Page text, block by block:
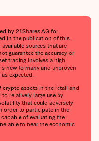
by 21Shares AG for
in the publication of this
sources that are
guarantee the accuracy or
trading involves a high
new to many and unproven
expected.
crypto assets in the retail and
relatively large use by
that could adversely
order to participate in the
of evaluating the
able to bear the economic